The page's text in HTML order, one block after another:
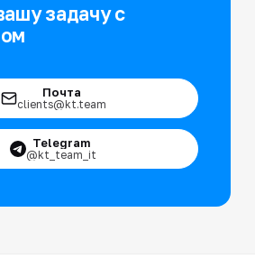
задачу с
Почта
clients@kt.team
Telegram
@kt_team_it